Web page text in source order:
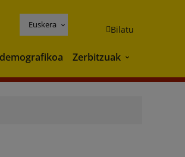
Euskera Bilatu
Zerbitzuak Zerbitzuak